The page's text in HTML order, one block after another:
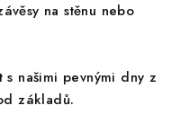
na stěnu nebo
našimi pevnými dny z
základů.